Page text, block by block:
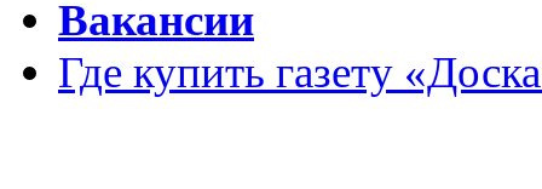
Вакансии
Где купить газету